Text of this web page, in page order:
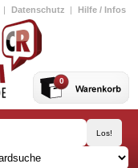
| Datenschutz | Hilfe / Infos
0